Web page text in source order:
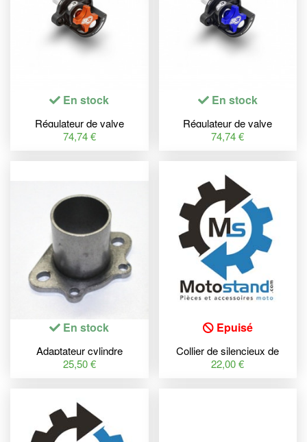
En stock
Régulateur de valve
d'échappement S3 orange
74,74 €
En stock
Régulateur de valve
d'échappement S3 bleu
74,74 €
En stock
Adaptateur cylindre
échappement YASUNI
25,50 €
Epuisé
Collier de silencieux de
rechange Yasuni pour tous
22,00 €